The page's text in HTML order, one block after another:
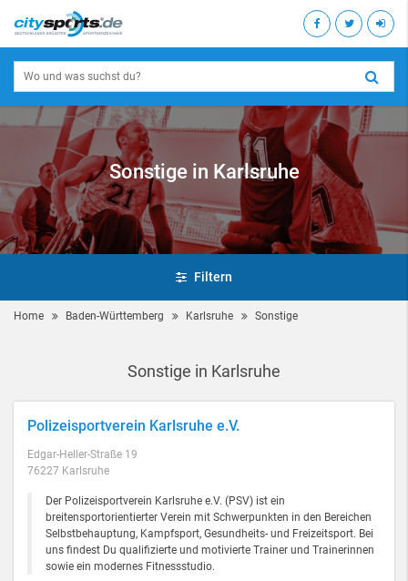
Sonstige in Karlsruhe
Filtern
Home Baden-Württemberg Karlsruhe Sonstige
Sonstige in Karlsruhe
Polizeisportverein Karlsruhe e.V.
Edgar-Heller-Straße 19
76227 Karlsruhe
Der Polizeisportverein Karlsruhe e.V. (PSV) ist ein
breitensportorientierter Verein mit Schwerpunkten in den Bereichen
Selbstbehauptung, Kampfsport , Gesundheits- und Freizeitsport. Bei
uns findest Du qualifizierte und motivierte Trainer und Trainerinnen
sowie ein modernes Fitnessstudio.